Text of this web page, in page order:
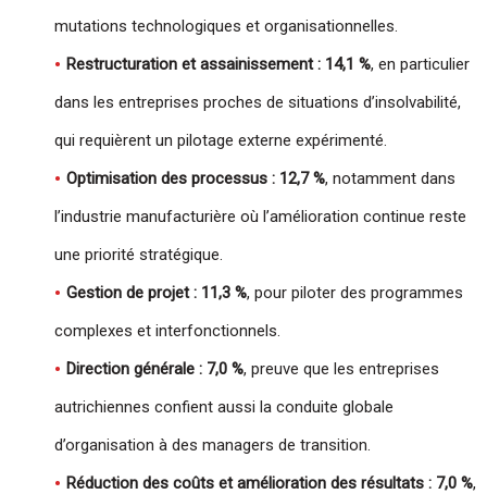
mutations technologiques et organisationnelles.
Restructuration et assainissement : 14,1 %, en particulier
dans les entreprises proches de situations d’insolvabilité,
qui requièrent un pilotage externe expérimenté.
Optimisation des processus : 12,7 %, notamment dans
l’industrie manufacturière où l’amélioration continue reste
une priorité stratégique.
Gestion de projet : 11,3 %, pour piloter des programmes
complexes et interfonctionnels.
Direction générale : 7,0 %, preuve que les entreprises
autrichiennes confient aussi la conduite globale
d’organisation à des managers de transition.
Réduction des coûts et amélioration des résultats : 7,0 %,